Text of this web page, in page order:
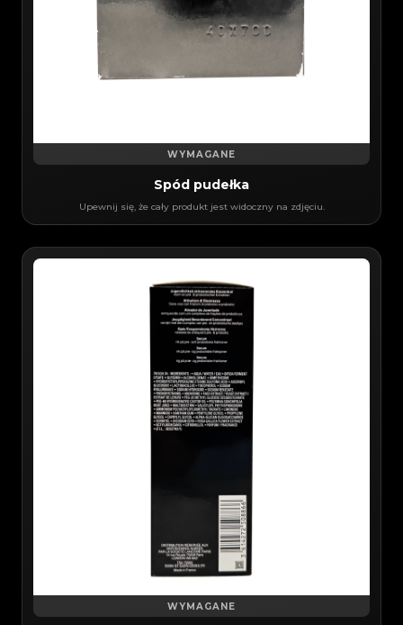
WYMAGANE
Spód pudełka
Upewnij się, że cały produkt jest widoczny na zdjęciu.
WYMAGANE